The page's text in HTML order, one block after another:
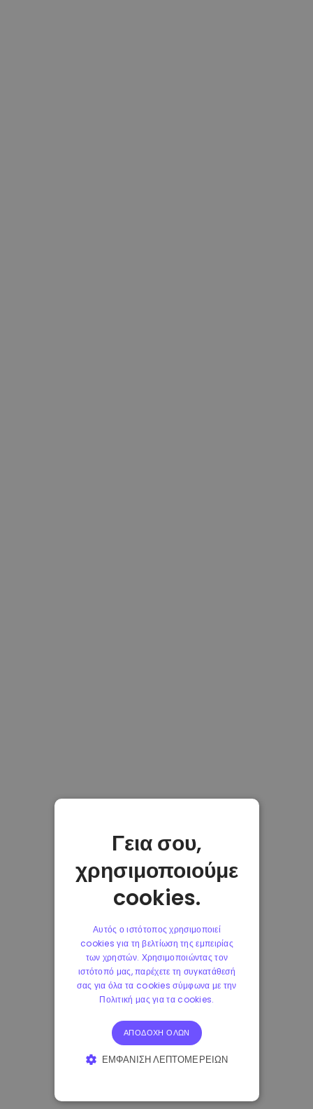
Γεια σου,
χρησιμοποιούμε
cookies.
Αυτός ο ιστότοπος χρησιμοποιεί
cookies για τη βελτίωση της εμπειρίας
των χρηστών. Χρησιμοποιώντας τον
ιστότοπό μας, παρέχετε τη συγκατάθεσή
σας για όλα τα cookies σύμφωνα με την
Πολιτική μας για τα cookies.
ΑΠΟΔΟΧΉ ΌΛΩΝ
ΕΜΦΆΝΙΣΗ ΛΕΠΤΟΜΕΡΕΙΏΝ